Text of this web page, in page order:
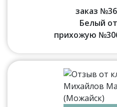
заказ
Белый
прихожую